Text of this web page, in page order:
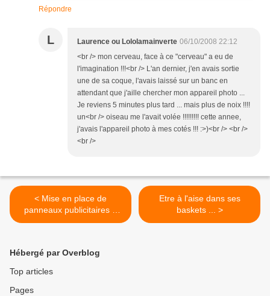
Répondre
L Laurence ou Lololamainverte 06/10/2008 22:12
<br /> mon cerveau, face à ce "cerveau" a eu de
l'imagination !!!<br /> L'an dernier, j'en avais sortie
une de sa coque, l'avais laissé sur un banc en
attendant que j'aille chercher mon appareil photo ...
Je reviens 5 minutes plus tard ... mais plus de noix !!!!
un<br /> oiseau me l'avait volée !!!!!!!!! cette annee,
j'avais l'appareil photo à mes cotés !!! :>)<br /> <br />
<br />
< Mise en place de
panneaux publicitaires à
l'Ecole des Beaux Arts
Etre à l'aise dans ses
baskets ... >
Hébergé par Overblog
Top articles
Pages